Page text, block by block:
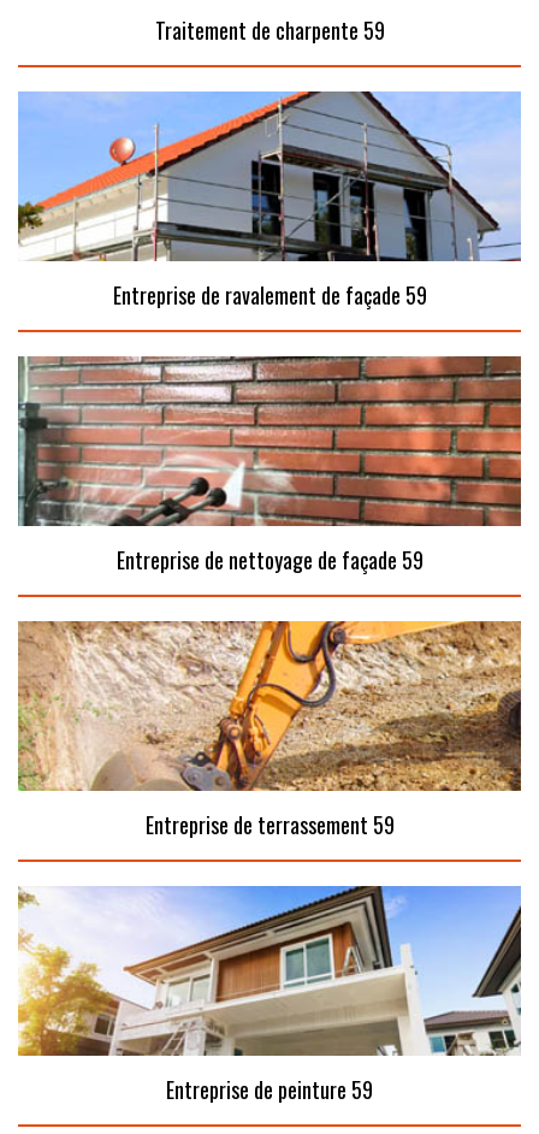
Traitement de charpente 59
Entreprise de ravalement de façade 59
Entreprise de nettoyage de façade 59
Entreprise de terrassement 59
Entreprise de peinture 59